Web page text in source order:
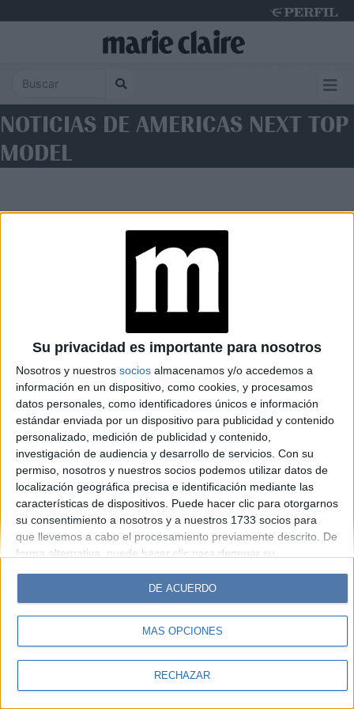
Su privacidad es importante para nosotros
Nosotros y nuestros socios almacenamos y/o accedemos a
información en un dispositivo, como cookies, y procesamos
datos personales, como identificadores únicos e información
estándar enviada por un dispositivo para publicidad y contenido
personalizado, medición de publicidad y contenido,
investigación de audiencia y desarrollo de servicios. Con su
permiso, nosotros y nuestros socios podemos utilizar datos de
localización geográfica precisa e identificación mediante las
características de dispositivos. Puede hacer clic para otorgarnos
su consentimiento a nosotros y a nuestros 1733 socios para
que llevemos a cabo el procesamiento previamente descrito. De
forma alternativa, puede hacer clic para denegar su
cambiar sus preferencias antes de otorgar su consentimiento.
Tenga en cuenta que algún procesamiento de sus datos
personales puede no requerir de su consentimiento, pero usted
tiene el derecho de rechazar tal procesamiento. Sus
sus preferencias o retirar su consentimiento en cualquier
MÁS OPCIONES
RECHAZAR
DE ACUERDO
NOTICIAS DE AMERICAS NEXT TOP
MODEL
Caras Noticias
Hombre
Parabrisas
Look
Luz Mía Lunateen Break BATimes
© Perfil.com 2006-2019 - Todos los derechos reservados
Registro de Propiedad Intelectual: Nro. 5346433